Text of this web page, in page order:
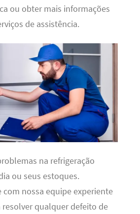
ou obter mais informações
de assistência.
na refrigeração
ou seus estoques.
com nossa equipe experiente
resolver qualquer defeito de